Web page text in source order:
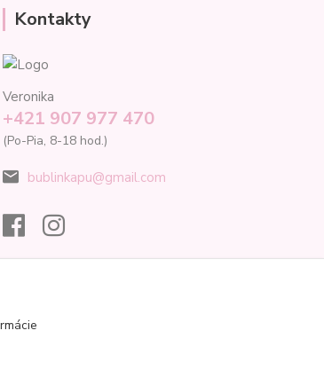
Kontakty
Veronika
+421 907 977 470
(Po-Pia, 8-18 hod.)
bublinkapu@gmail.com